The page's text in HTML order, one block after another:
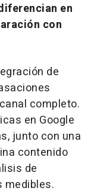
en
con
de
completo.
en Google
junto con una
contenido
de
medibles.